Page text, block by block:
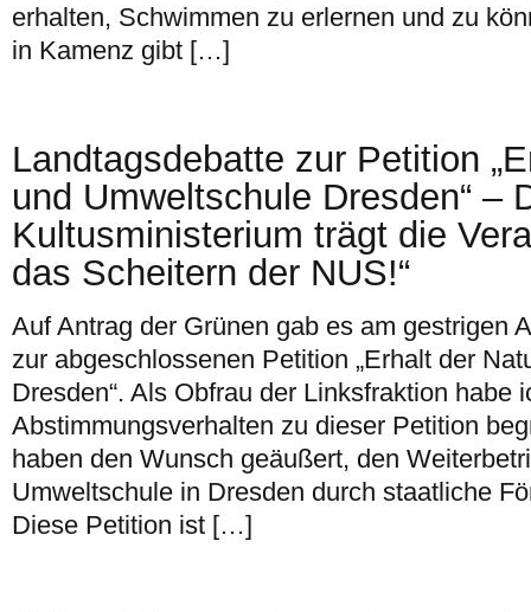
erhalten, Schwimmen zu erlernen und zu
in Kamenz gibt […]
Landtagsdebatte zur Petition
und Umweltschule Dresden“ –
Kultusministerium trägt die
das Scheitern der NUS!“
Auf Antrag der Grünen gab es am gestrigen
zur abgeschlossenen Petition „Erhalt der
Dresden“. Als Obfrau der Linksfraktion habe
Abstimmungsverhalten zu dieser Petition
haben den Wunsch geäußert, den
Umweltschule in Dresden durch staatliche
Diese Petition ist […]